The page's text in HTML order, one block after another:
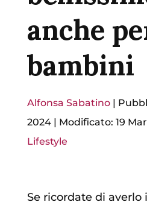
anche
bambini
Alfonsa Sabatino|
2024| Modificato: 19
Lifestyle
Se ricordate di averlo